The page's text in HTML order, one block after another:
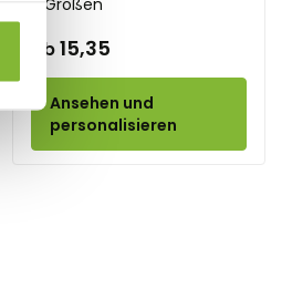
3 Größen
Ab15,35
Ansehen und
personalisieren